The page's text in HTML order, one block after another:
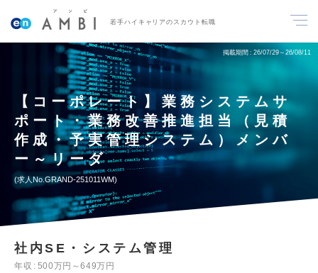
若手ハイキャリアのスカウト転職
掲載期間 26/07/29～26/08/11
【コーポレート】業務システムサ
ポート・業務改善推進担当（見積
作成・予実管理システム）メンバ
ー～リーダ
求人No.GRAND-251011WM
社内SE・システム管理
年収
500万円～649万円